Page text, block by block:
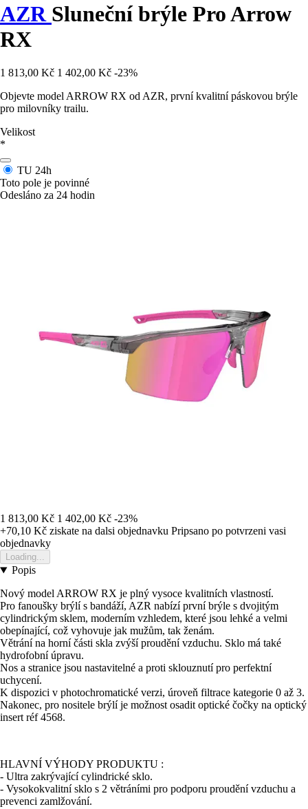
AZR Sluneční brýle Pro Arrow
RX
1 813,00 Kč 1 402,00 Kč -23%
Objevte model ARROW RX od AZR, první kvalitní páskovou brýle
pro milovníky trailu.
Velikost
*
TU 24h
Toto pole je povinné
Odesláno za 24 hodin
1 813,00 Kč 1 402,00 Kč -23%
+70,10 Kč ziskate na dalsi objednavku Pripsano po potvrzeni vasi
objednavky
Loading...
Popis
Nový model ARROW RX je plný vysoce kvalitních vlastností.
Pro fanoušky brýlí s bandáží, AZR nabízí první brýle s dvojitým
cylindrickým sklem, moderním vzhledem, které jsou lehké a velmi
obepínající, což vyhovuje jak mužům, tak ženám.
Větrání na horní části skla zvýší proudění vzduchu. Sklo má také
hydrofobní úpravu.
Nos a stranice jsou nastavitelné a proti sklouznutí pro perfektní
uchycení.
K dispozici v photochromatické verzi, úroveň filtrace kategorie 0 až 3.
Nakonec, pro nositele brýlí je možnost osadit optické čočky na optický
insert réf 4568.
HLAVNÍ VÝHODY PRODUKTU :
- Ultra zakrývající cylindrické sklo.
- Vysokokvalitní sklo s 2 větráními pro podporu proudění vzduchu a
prevenci zamlžování.